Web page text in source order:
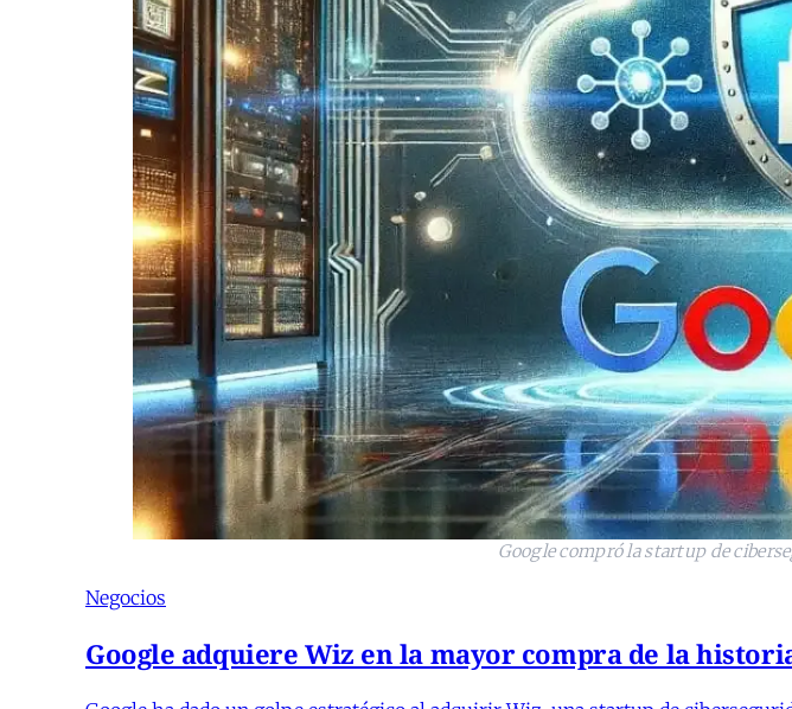
Google compró la startup de
Negocios
Google adquiere Wiz en la mayor compra de la